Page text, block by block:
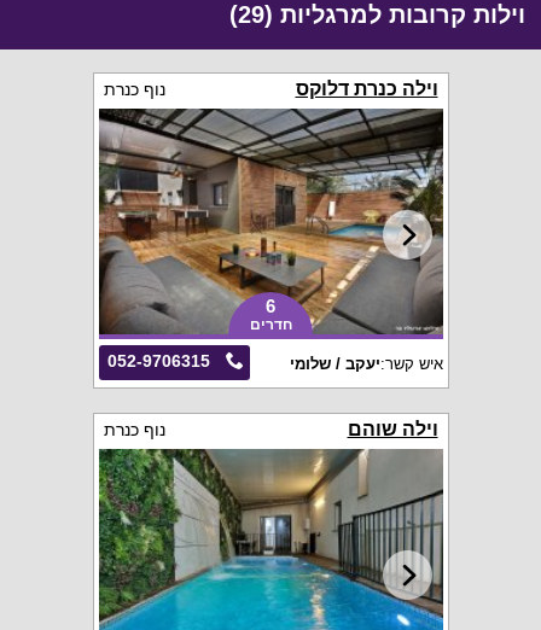
וילות קרובות למרגליות (29)
וילה כנרת דלוקס נוף כנרת
6
חדרים
052-9706315 איש קשר:יעקב / שלומי
וילה שוהם נוף כנרת